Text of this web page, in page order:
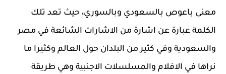
معنى باعوص بالسعودي وبالسوري، حيث تعد تلك
الكلمة عبارة عن اشارة من الاشارات الشائعة في مصر
والسعودية وفي كثير من البلدان حول العالم وكثيرا ما
نراها في الافلام والمسلسلات الاجنبية وهي طريقة